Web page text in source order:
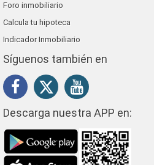
Foro inmobiliario
Calcula tu hipoteca
Indicador Inmobiliario
Síguenos también en
Descarga nuestra APP en: